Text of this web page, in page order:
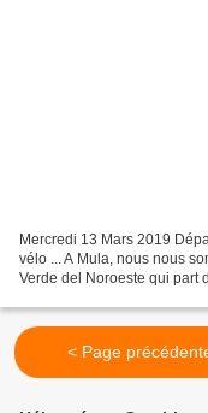
Mercredi 13 Mars 2019
vélo ... A Mula, nous nous
Verde del Noroeste qui part
< Page